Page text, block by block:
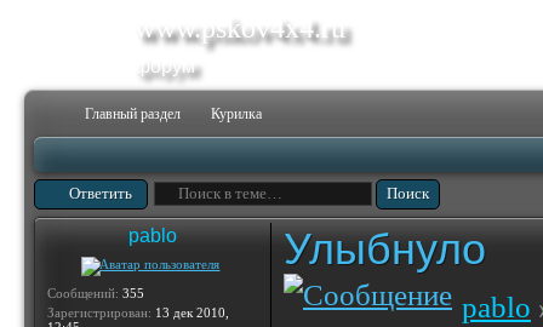
www.pskov4x4.ru
форум
Главный раздел Курилка
Ответить
pablo
Сообщений: 355
Зарегистрирован: 13 дек 2010,
Улыбнуло
pablo